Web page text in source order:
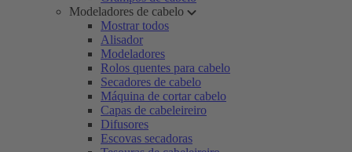
Modeladores de cabelo
Mostrar todos
Alisador
Modeladores
Rolos quentes para cabelo
Secadores de cabelo
Máquina de cortar cabelo
Capas de cabeleireiro
Difusores
Escovas secadoras